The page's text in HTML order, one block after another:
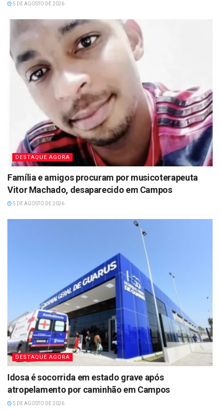
5 DE AGOSTO DE 2026
DESTAQUE AGORA
Família e amigos procuram por musicoterapeuta
Vitor Machado, desaparecido em Campos
5 DE AGOSTO DE 2026
DESTAQUE AGORA
Idosa é socorrida em estado grave após
atropelamento por caminhão em Campos
5 DE AGOSTO DE 2026